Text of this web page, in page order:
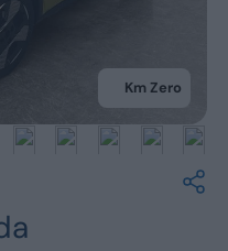
Fiat
Alfa Romeo
Renault
Km Zero